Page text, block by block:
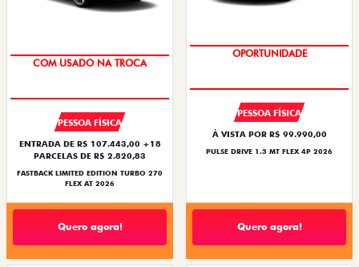
COM USADO NA TROCA
PESSOA FÍSICA
ENTRADA DE R$ 107.443,00 +18
PARCELAS DE R$ 2.820,83
FASTBACK LIMITED EDITION TURBO 270
FLEX AT 2026
Quero agora!
OPORTUNIDADE
PESSOA FÍSICA
À VISTA POR R$ 99.990,00
PULSE DRIVE 1.3 MT FLEX 4P 2026
Quero agora!